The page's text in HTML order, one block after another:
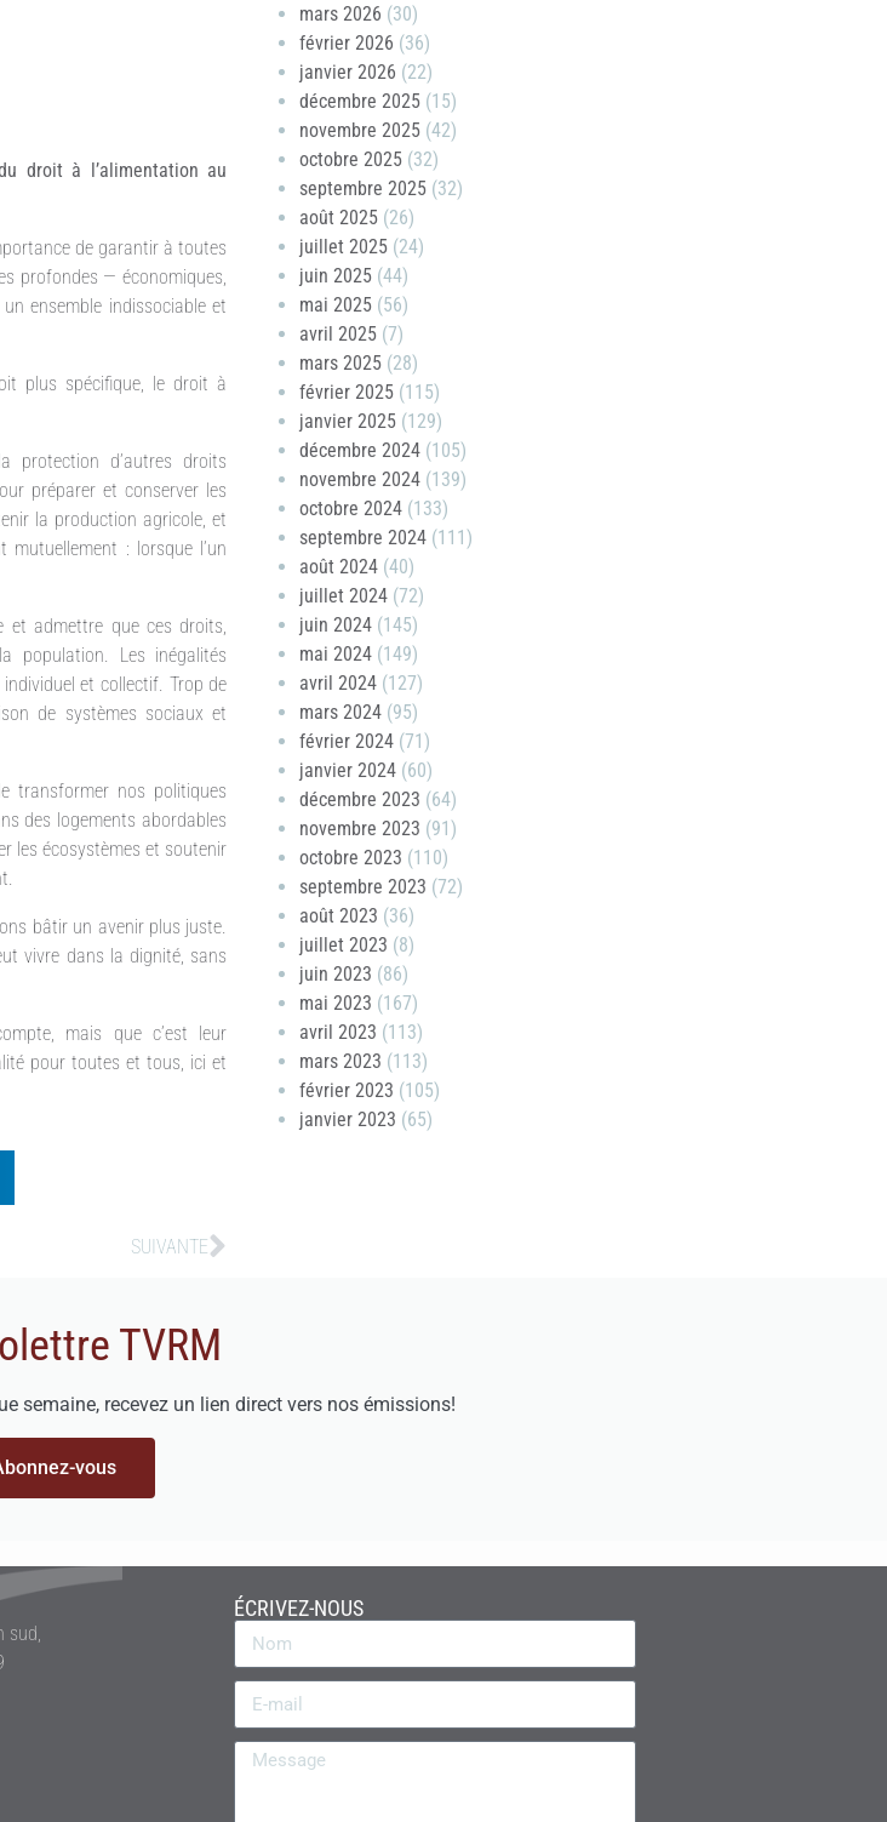
droit à l’alimentation au
de garantir à toutes
profondes — économiques,
ensemble indissociable et
plus spécifique, le droit à
protection d’autres droits
préparer et conserver les
la production agricole, et
: lorsque l’un
et admettre que ces droits,
population. Les inégalités
et collectif. Trop de
de systèmes sociaux et
transformer nos politiques
des logements abordables
les écosystèmes et soutenir
bâtir un avenir plus juste.
vivre dans la dignité, sans
mais que c’est leur
pour toutes et tous, ici et
SUIVANTE
mars 2026 (30)
février 2026 (36)
janvier 2026 (22)
décembre 2025 (15)
novembre 2025 (42)
octobre 2025 (32)
septembre 2025 (32)
août 2025 (26)
juillet 2025 (24)
juin 2025 (44)
mai 2025 (56)
avril 2025 (7)
mars 2025 (28)
février 2025 (115)
janvier 2025 (129)
décembre 2024 (105)
novembre 2024 (139)
octobre 2024 (133)
septembre 2024 (111)
août 2024 (40)
juillet 2024 (72)
juin 2024 (145)
mai 2024 (149)
avril 2024 (127)
mars 2024 (95)
février 2024 (71)
janvier 2024 (60)
décembre 2023 (64)
novembre 2023 (91)
octobre 2023 (110)
septembre 2023 (72)
août 2023 (36)
juillet 2023 (8)
juin 2023 (86)
mai 2023 (167)
avril 2023 (113)
mars 2023 (113)
février 2023 (105)
janvier 2023 (65)
TVRM
semaine, recevez un lien direct vers nos émissions!
vous
sud,
ÉCRIVEZ-NOUS